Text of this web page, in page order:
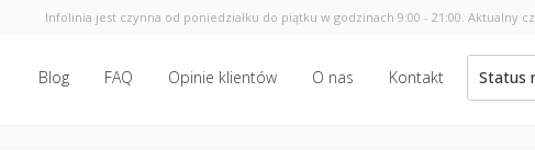
Infolinia jest czynna od poniedziałku do piątku w godzinach 9:00 - 21:00. Aktualny
Blog FAQ Opinie klientów O nas Kontakt Status